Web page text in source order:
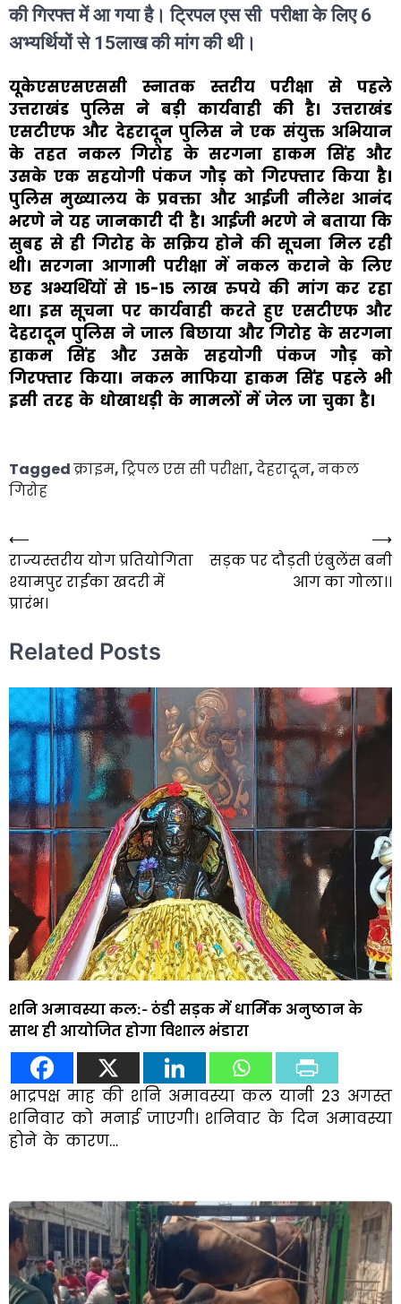
की गिरफ्त में आ गया है। ट्रिपल एस सी परीक्षा के लिए 6
अभ्यर्थियों से 15लाख की मांग की थी।
यूकेएसएसएससी स्नातक स्तरीय परीक्षा से पहले
उत्तराखंड पुलिस ने बड़ी कार्यवाही की है। उत्तराखंड
एसटीएफ और देहरादून पुलिस ने एक संयुक्त अभियान
के तहत नकल गिरोह के सरगना हाकम सिंह और
उसके एक सहयोगी पंकज गौड़ को गिरफ्तार किया है।
पुलिस मुख्यालय के प्रवक्ता और आईजी नीलेश आनंद
भरणे ने यह जानकारी दी है। आईजी भरणे ने बताया कि
सुबह से ही गिरोह के सक्रिय होने की सूचना मिल रही
थी। सरगना आगामी परीक्षा में नकल कराने के लिए
छह अभ्यर्थियों से 15-15 लाख रुपये की मांग कर रहा
था। इस सूचना पर कार्यवाही करते हुए एसटीएफ और
देहरादून पुलिस ने जाल बिछाया और गिरोह के सरगना
हाकम सिंह और उसके सहयोगी पंकज गौड़ को
गिरफ्तार किया। नकल माफिया हाकम सिंह पहले भी
इसी तरह के धोखाधड़ी के मामलों में जेल जा चुका है।
Taggedक्राइम,ट्रिपल एस सी परीक्षा,देहरादून,नकल
गिरोह
Post
navigation
⟵
राज्यस्तरीय योग प्रतियोगिता
श्यामपुर राईका खदरी में
प्रारंभ।
सड़क पर दौड़ती एंबुलेंस बनी
आग का गोला।।
⟶
Related Posts
शनि अमावस्या कल:- ठंडी सड़क में धार्मिक अनुष्ठान के
साथ ही आयोजित होगा विशाल भंडारा
भाद्रपक्ष माह की शनि अमावस्या कल यानी 23 अगस्त
शनिवार को मनाई जाएगी। शनिवार के दिन अमावस्या
होने के कारण…